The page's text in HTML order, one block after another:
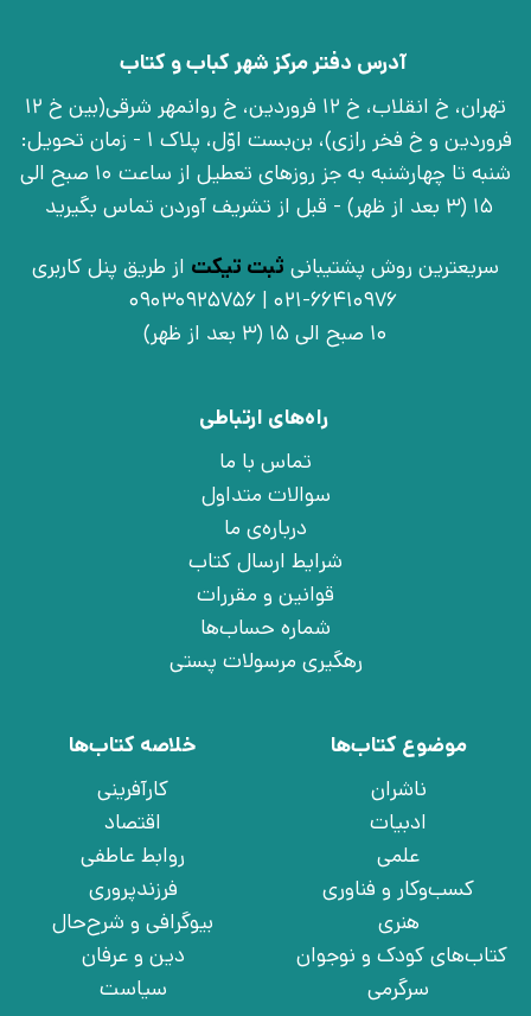
آدرس دفتر مرکز شهر کباب و کتاب
تهران، خ انقلاب، خ 12 فروردین، خ روانمهر شرقی(بین خ 12
فروردین و خ فخر رازی)، بن‌بست اوّل، پلاک 1 - زمان تحویل:
شنبه تا چهارشنبه به جز روزهای تعطیل از ساعت 10 صبح الی
15 (3 بعد از ظهر) - قبل از تشریف آوردن تماس بگیرید
سریعترین روش پشتیبانی ثبت تیکت از طریق پنل کاربری
021-66410976 | 09030925756
10 صبح الی 15 (3 بعد از ظهر)
راه‌های ارتباطی
تماس با ما
سوالات متداول
درباره‌ی ما
شرایط ارسال کتاب
قوانین و مقررات
شماره حساب‌ها
رهگیری مرسولات پستی
موضوع کتاب‌ها
ناشران
ادبیات
علمی
کسب‌وکار و فناوری
هنری
کتاب‌های کودک و نوجوان
سرگرمی
خلاصه کتاب‌ها
کارآفرینی
اقتصاد
روابط عاطفی
فرزندپروری
بیوگرافی و شرح‌حال
دین و عرفان
سیاست